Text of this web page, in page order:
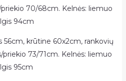
70/68cm. Kelnės: liemuo
94cm
56cm, krūtine 60x2cm, rankovių
priekio 73/71cm. Kelnės: liemuo
95cm